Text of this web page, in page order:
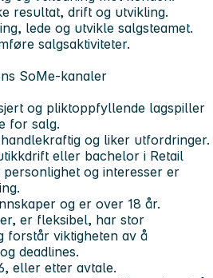
resultat, drift og utvikling.
lede og utvikle salgsteamet.
salgsaktiviteter.
SoMe-kanaler
og pliktoppfyllende lagspiller
for salg.
og liker utfordringer.
eller bachelor i Retail
personlighet og interesser er
og er over 18 år.
er fleksibel, har stor
forstår viktigheten av å
deadlines.
eller etter avtale.